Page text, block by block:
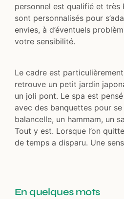
personnel est qualifié et très
sont personnalisés pour
envies, à d’éventuels
votre sensibilité.
Le cadre est
retrouve un petit jardin
un joli pont. Le spa est
avec des banquettes pour se
balancelle, un hammam, un
Tout y est. Lorsque l’on
de temps a disparu. Une
En quelques mots